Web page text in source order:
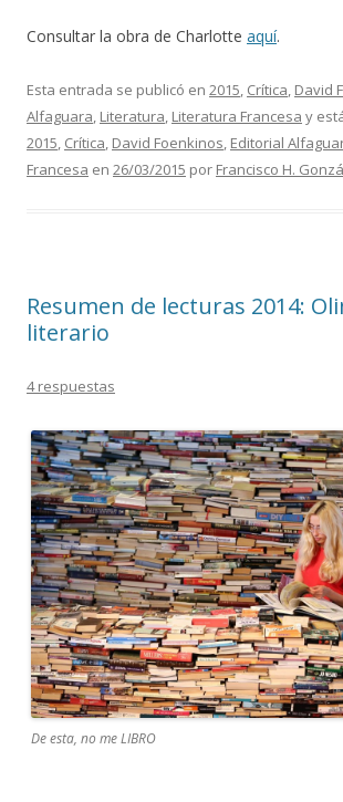
Consultar la obra de Charlotte aquí.
Esta entrada se publicó en 2015, Crítica, David
Alfaguara, Literatura, Literatura Francesa y
2015, Crítica, David Foenkinos, Editorial
Francesa en 26/03/2015 por Francisco H.
Resumen de lecturas 2014:
literario
4 respuestas
De esta, no me LIBRO